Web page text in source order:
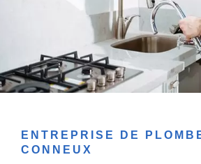
ENTREPRISE DE
CONNEUX